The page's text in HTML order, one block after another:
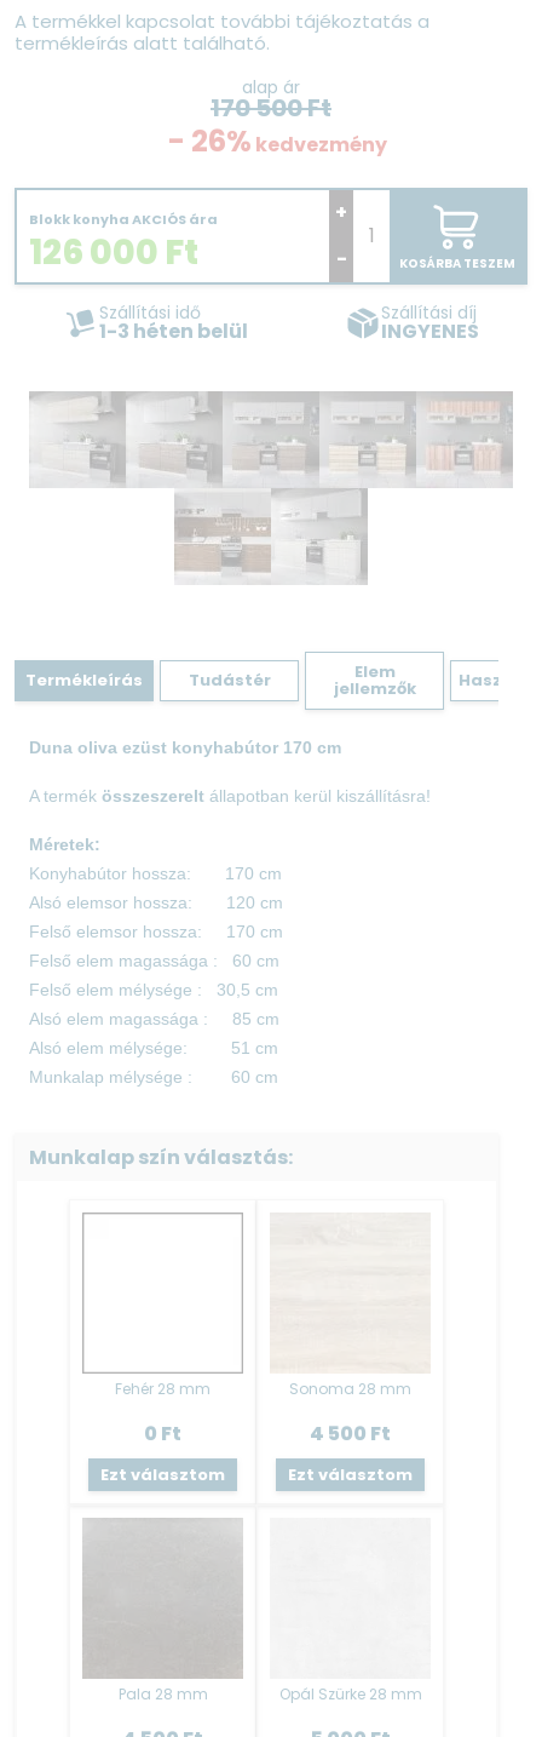
A termékkel kapcsolat további tájékoztatás a
termékleírás alatt található.
alap ár
170 500Ft
- 26% kedvezmény
Blokk konyha AKCIÓS ára
126 000 Ft
+
-
KOSÁRBA TESZEM
Szállítási idő
1-3 héten belül
Szállítási díj
INGYENES
Termékleírás Tudástér Elem
jellemzők Hasznos
Duna oliva ezüst konyhabútor 170 cm
A termék összeszerelt állapotban kerül kiszállításra!
Méretek:
Konyhabútor hossza: 170 cm
Alsó elemsor hossza: 120 cm
Felső elemsor hossza: 170 cm
Felső elem magassága : 60 cm
Felső elem mélysége : 30,5 cm
Alsó elem magassága : 85 cm
Alsó elem mélysége: 51 cm
Munkalap mélysége : 60 cm
80-as mosogatós elem 85 cm × 80 cm × 51 cm
80-as üveges felső elem 60 cm × 80 cm × 30,5 cm
2,8 cm vastagságú préselt laminált forgácslap, elemenként
szerelve.
Asztalosipari szerszámokkal könnyen megmunkálható.
A mosogató szekrény nem tartalmaz munkalapot!
További plusz munkalap vásárlás is megoldható, melyet a
kiegészítő elemeknél fog megtalálni.
Munkalap szín választás:
Fehér 28 mm
0 Ft
Ezt választom
Sonoma 28 mm
4 500 Ft
Ezt választom
Pala 28 mm Opál Szürke 28 mm